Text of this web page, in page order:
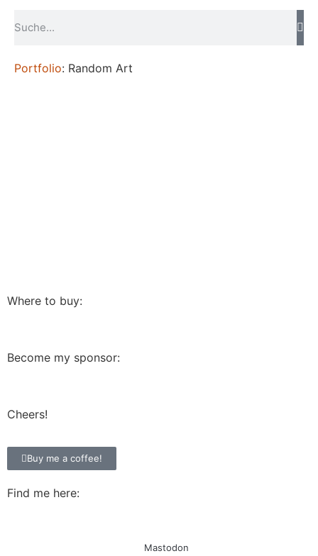
Portfolio: Random Art
Where to buy:
Become my sponsor:
Cheers!
Buy me a coffee!
Find me here:
Mastodon